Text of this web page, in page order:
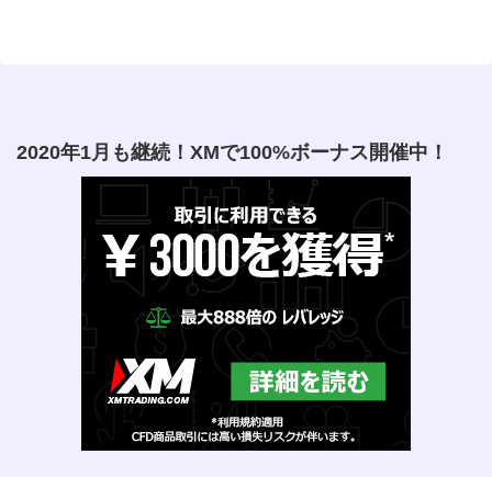
2020年1月も継続！XMで100%ボーナス開催中！